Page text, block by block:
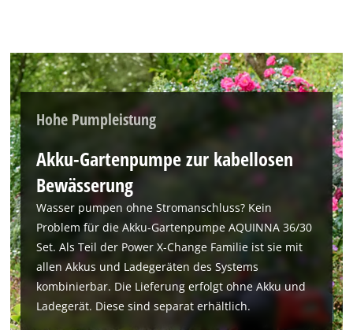
Wir benötigen deine Zustimmung, um
Google Maps laden zu können!
This content is not permitted to load due
to trackers that are not disclosed to the
visitor. The website owner needs to setup
to the list of technologies used.
Powered by
Usercentrics Consent
Management Platform
Hohe Pumpleistung
Akku-Gartenpumpe zur kabellosen
Bewässerung
Wasser pumpen ohne Stromanschluss? Kein
Problem für die Akku-Gartenpumpe AQUINNA 36/30
Set. Als Teil der Power X-Change Familie ist sie mit
allen Akkus und Ladegeräten des Systems
kombinierbar. Die Lieferung erfolgt ohne Akku und
Ladegerät. Diese sind separat erhältlich.